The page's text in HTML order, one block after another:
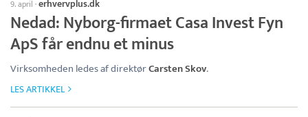
9. april ·erhvervplus.dk
Nedad: Nyborg-firmaet Casa Invest Fyn
ApS får endnu et minus
Virksomheden ledes af direktørCarsten Skov.
LES ARTIKKEL